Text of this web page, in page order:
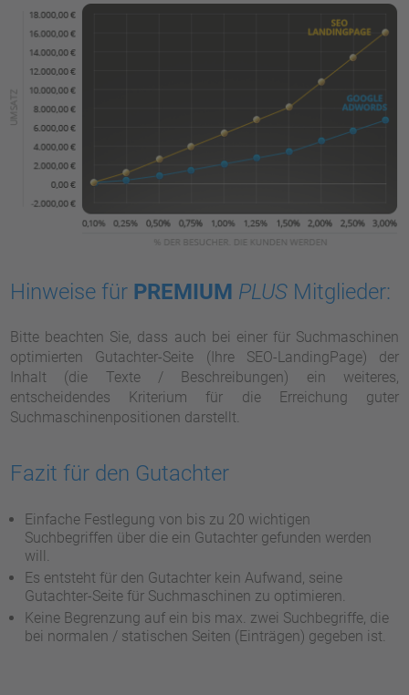
Hinweise für PREMIUM PLUS Mitglieder:
Bitte beachten Sie, dass auch bei einer für Suchmaschinen
optimierten Gutachter-Seite (Ihre SEO-LandingPage) der
Inhalt (die Texte / Beschreibungen) ein weiteres,
entscheidendes Kriterium für die Erreichung guter
Suchmaschinenpositionen darstellt.
Fazit für den Gutachter
Einfache Festlegung von bis zu 20 wichtigen
Suchbegriffen über die ein Gutachter gefunden werden
will.
Es entsteht für den Gutachter kein Aufwand, seine
Gutachter-Seite für Suchmaschinen zu optimieren.
Keine Begrenzung auf ein bis max. zwei Suchbegriffe, die
bei normalen / statischen Seiten (Einträgen) gegeben ist.